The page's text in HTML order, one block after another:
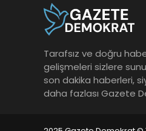
Tarafsız ve doğru
gelişmeleri sizlere
son dakika haberleri,
daha fazlası Gazete